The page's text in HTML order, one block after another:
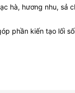
hà, hương nhu,
phần kiến tạo lối